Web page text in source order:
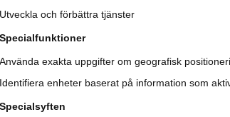
Utveckla och förbättra tjänster
Specialfunktioner
Använda exakta uppgifter om geografisk
Identifiera enheter baserat på information som
Specialsyften